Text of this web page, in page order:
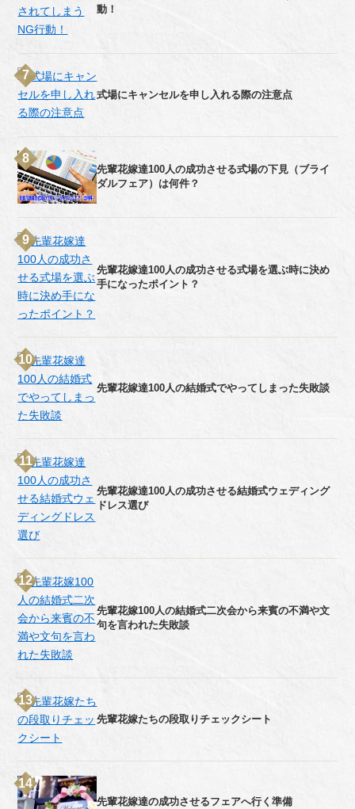
動！
式場にキャンセルを申し入れる際の注意点
先輩花嫁達100人の成功させる式場の下見（ブライ
ダルフェア）は何件？
先輩花嫁達100人の成功させる式場を選ぶ時に決め
手になったポイント？
先輩花嫁達100人の結婚式でやってしまった失敗談
先輩花嫁達100人の成功させる結婚式ウェディング
ドレス選び
先輩花嫁100人の結婚式二次会から来賓の不満や文
句を言われた失敗談
先輩花嫁たちの段取りチェックシート
先輩花嫁達の成功させるフェアへ行く準備